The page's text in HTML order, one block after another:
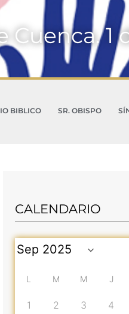
1
BIBLICO SR. OBISPO
CALENDARIO
L M M J
1 2 3 4